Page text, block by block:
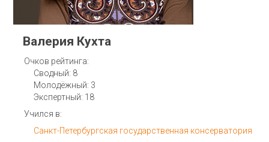
Валерия Кухта
Очков рейтинга:
Сводный: 8
Молодёжный: 3
Экспертный: 18
Учился в:
Санкт-Петербургская государственная консерватория